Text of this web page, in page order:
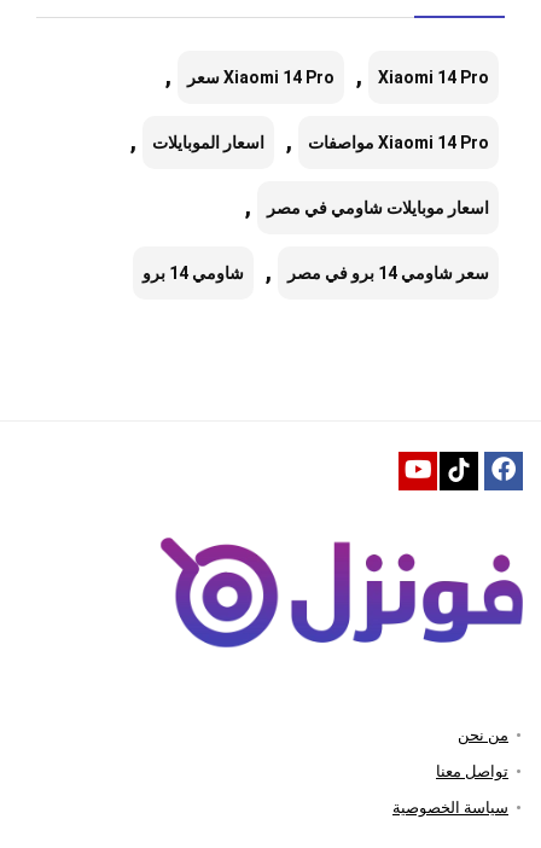
Xiaomi 14 Pro
, Xiaomi 14 Pro سعر ,
Xiaomi 14 Pro مواصفات , اسعار الموبايلات ,
اسعار موبايلات شاومي في مصر ,
سعر شاومي 14 برو في مصر , شاومي 14 برو
من نحن
تواصل معنا
سياسة الخصوصية